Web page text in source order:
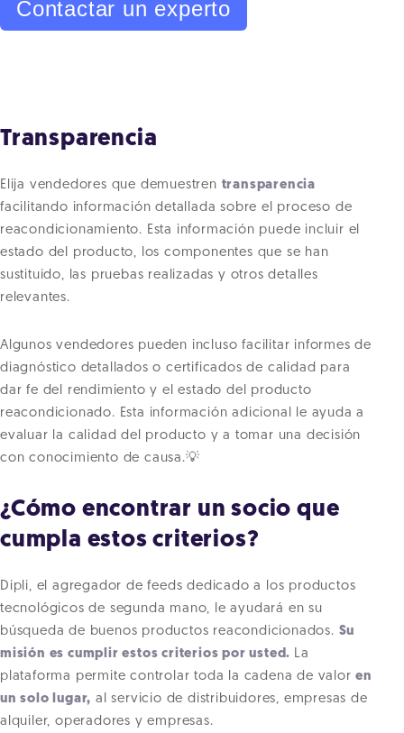
Contactar un experto
Transparencia
Elija vendedores que demuestren transparencia
facilitando información detallada sobre el proceso de
reacondicionamiento. Esta información puede incluir el
estado del producto, los componentes que se han
sustituido, las pruebas realizadas y otros detalles
relevantes.
Algunos vendedores pueden incluso facilitar informes de
diagnóstico detallados o certificados de calidad para
dar fe del rendimiento y el estado del producto
reacondicionado. Esta información adicional le ayuda a
evaluar la calidad del producto y a tomar una decisión
con conocimiento de causa.💡
¿Cómo encontrar un socio que
cumpla estos criterios?
Dipli, el agregador de feeds dedicado a los productos
tecnológicos de segunda mano, le ayudará en su
búsqueda de buenos productos reacondicionados. Su
misión es cumplir estos criterios por usted. La
plataforma permite controlar toda la cadena de valoren
un solo lugar, al servicio de distribuidores, empresas de
alquiler, operadores y empresas.